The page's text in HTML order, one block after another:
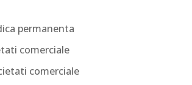
permanenta
comerciale
comerciale